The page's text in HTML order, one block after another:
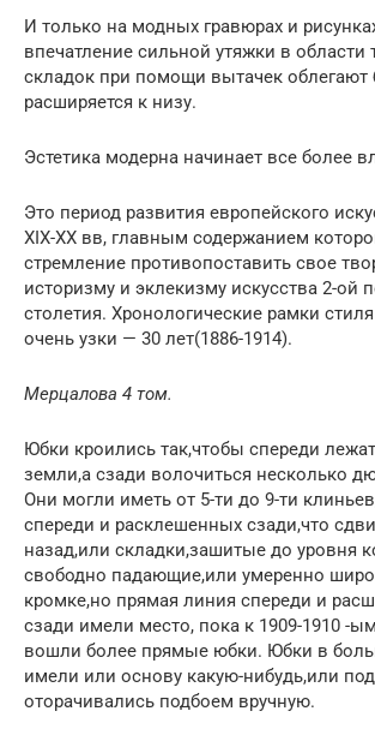
И только на модных гравюрах и
впечатление сильной утяжки в области
складок при помощи вытачек облегают
расширяется к низу.
Эстетика модерна начинает все более
Это период развития европейского
XIX-XX вв, главным содержанием
стремление противопоставить свое
историзму и эклекизму искусства 2-ой
столетия. Хронологические рамки
очень узки — 30 лет(1886-1914).
Мерцалова 4 том.
Юбки кроились так,чтобы спереди
земли,а сзади волочиться несколько
Они могли иметь от 5-ти до 9-ти
спереди и расклешенных сзади,что
назад,или складки,зашитые до уровня
свободно падающие,или умеренно
кромке,но прямая линия спереди и
сзади имели место, пока к 1909-1910 -
вошли более прямые юбки. Юбки в
имели или основу какую-нибудь,или
оторачивались подбоем вручную.